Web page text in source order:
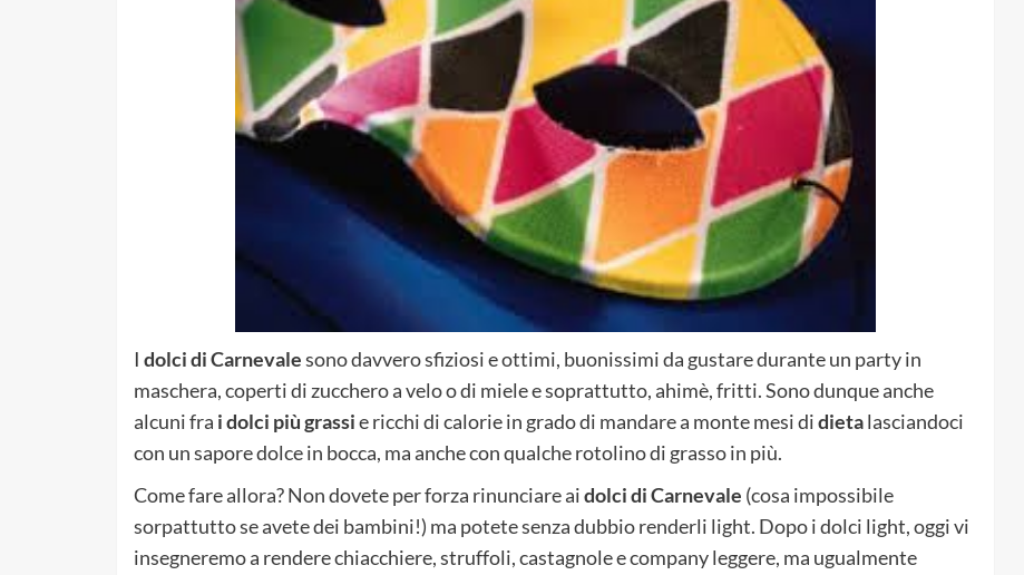
I dolci di Carnevalesono davvero sfiziosi e ottimi, buonissimi da gustare durante un party in
maschera, coperti di zucchero a velo o di miele e soprattutto, ahimè, fritti. Sono dunque anche
alcuni fra i dolci più grassie ricchi di calorie in grado di mandare a monte mesi didietalasciandoci
con un sapore dolce in bocca, ma anche con qualche rotolino di grasso in più.
Come fare allora? Non dovete per forza rinunciare aidolci di Carnevale (cosa impossibile
sorpattutto se avete dei bambini!) ma potete senza dubbio renderli light. Dopo i dolci light, oggi vi
insegneremo a rendere chiacchiere, struffoli, castagnole e company leggere, ma ugualmente